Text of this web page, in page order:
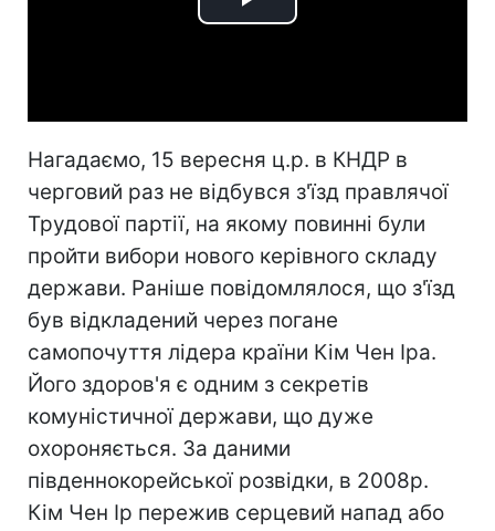
Play
Нагадаємо, 15 вересня ц.р. в КНДР в
черговий раз не відбувся з'їзд правлячої
Трудової партії, на якому повинні були
пройти вибори нового керівного складу
держави. Раніше повідомлялося, що з'їзд
був відкладений через погане
самопочуття лідера країни Кім Чен Іра.
Його здоров'я є одним з секретів
комуністичної держави, що дуже
охороняється. За даними
південнокорейської розвідки, в 2008р.
Кім Чен Ір пережив серцевий напад або